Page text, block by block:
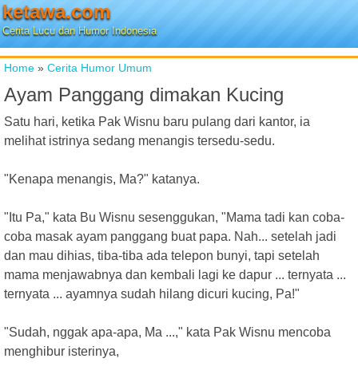
ketawa.com
Cerita Lucu dan Humor Indonesia
Home » Cerita Humor Umum
Ayam Panggang dimakan Kucing
Satu hari, ketika Pak Wisnu baru pulang dari kantor, ia
melihat istrinya sedang menangis tersedu-sedu.
"Kenapa menangis, Ma?" katanya.
"Itu Pa," kata Bu Wisnu sesenggukan, "Mama tadi kan coba-
coba masak ayam panggang buat papa. Nah... setelah jadi
dan mau dihias, tiba-tiba ada telepon bunyi, tapi setelah
mama menjawabnya dan kembali lagi ke dapur ... ternyata ...
ternyata ... ayamnya sudah hilang dicuri kucing, Pa!"
"Sudah, nggak apa-apa, Ma ...," kata Pak Wisnu mencoba
menghibur isterinya,